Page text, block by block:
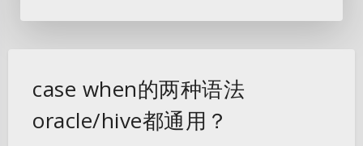
case when的两种语法
oracle/hive都通用？